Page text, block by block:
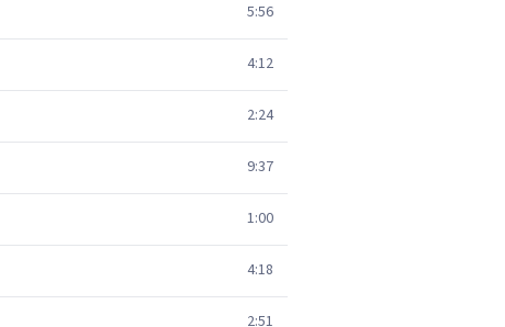
5:56
4:12
2:24
9:37
1:00
4:18
2:51